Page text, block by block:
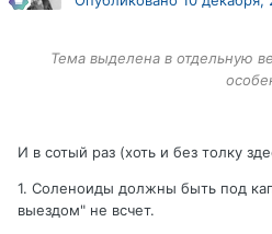
Тема выделена в отдельную
И в сотый раз (хоть и без толку
1. Соленоиды должны быть под
выездом" не всчет.